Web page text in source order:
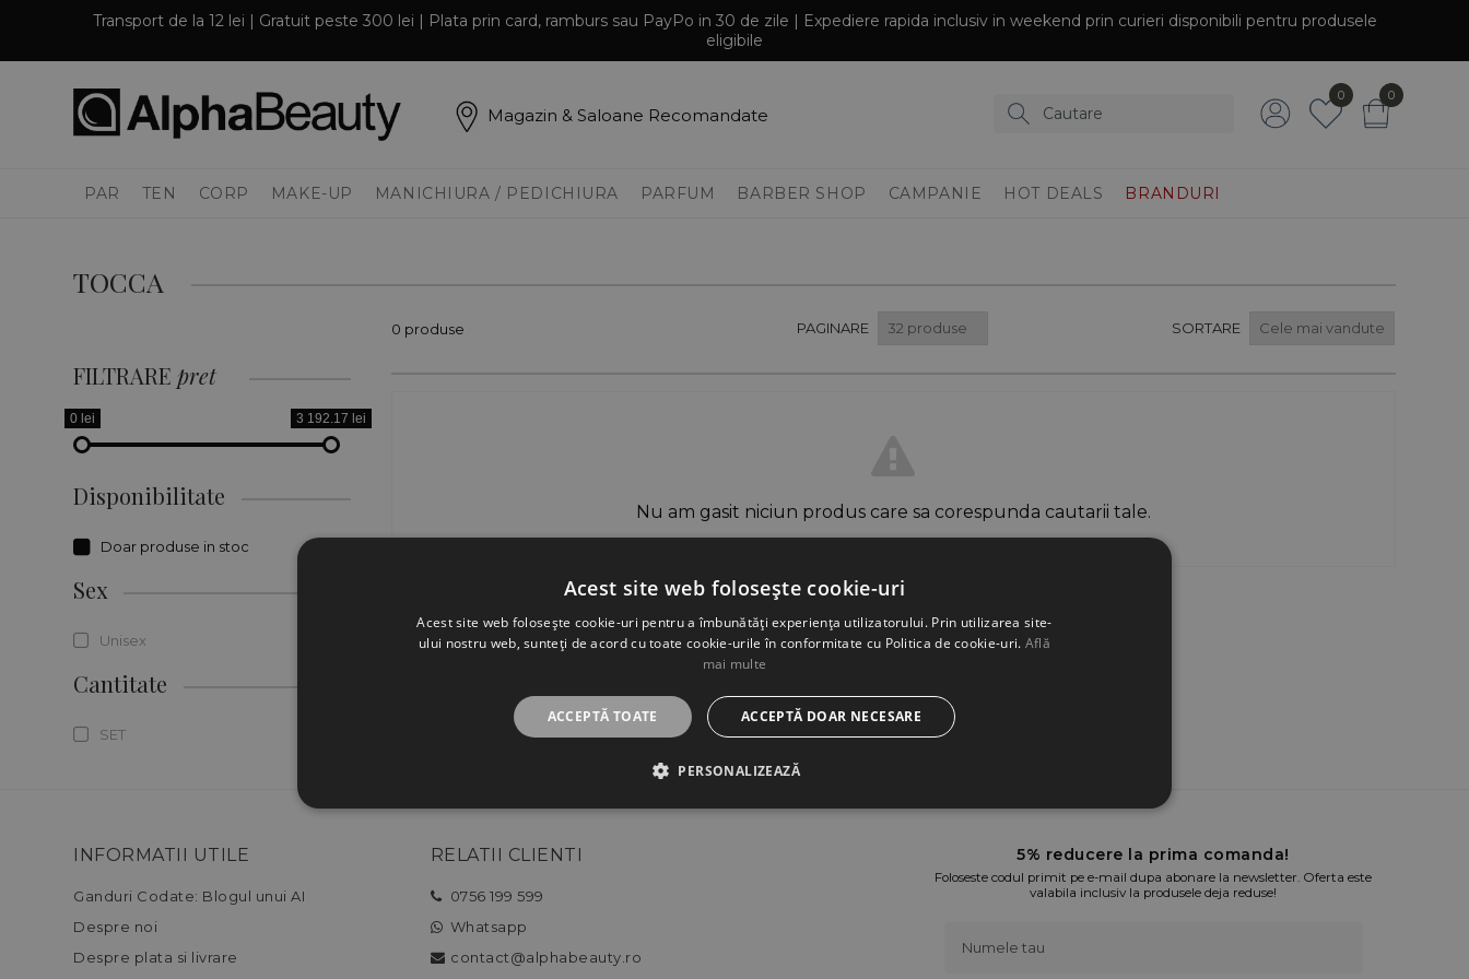
Transport de la 12 lei | Gratuit peste 300 lei | Plata prin card, ramburs sau PayPo in 30 de zile | Expediere rapida inclusiv in weekend prin curieri disponibili pentru produsele
eligibile
Magazin & Saloane Recomandate
0 0
PAR TEN CORP MAKE-UP MANICHIURA / PEDICHIURA PARFUM BARBER SHOP CAMPANIE HOT DEALS BRANDURI
TOCCA
FILTRAREpret
0 lei 3 192.17 lei
Disponibilitate
Doar produse in stoc
Sex
Unisex
Cantitate
SET
0 produse PAGINARE SORTARE
Nu am gasit niciun produs care sa corespunda cautarii tale.
INFORMATII UTILE
Ganduri Codate: Blogul unui AI
Despre noi
Despre plata si livrare
RELATII CLIENTI
0756 199 599
Whatsapp
contact@alphabeauty.ro
5% reducere la prima comanda!
Foloseste codul primit pe e-mail dupa abonare la newsletter. Oferta este
valabila inclusiv la produsele deja reduse!
Acest site web folosește cookie-uri
Acest site web folosește cookie-uri pentru a îmbunătăți experiența utilizatorului. Prin utilizarea site-
ului nostru web, sunteți de acord cu toate cookie-urile în conformitate cu Politica de cookie-uri. Află
mai multe
ACCEPTĂ TOATE ACCEPTĂ DOAR NECESARE
PERSONALIZEAZĂ